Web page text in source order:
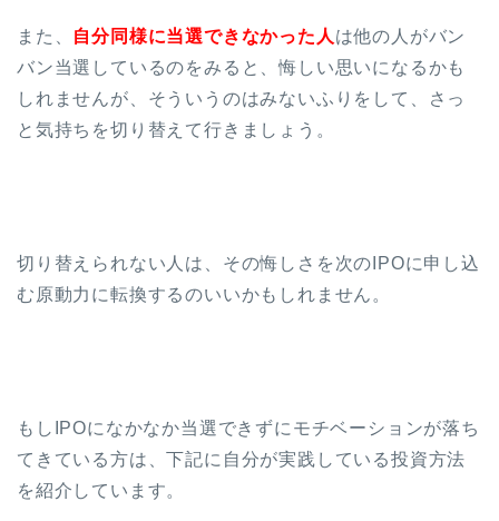
また、 自分同様に当選できなかった人 は他の人がバン
バン当選しているのをみると、悔しい思いになるかも
しれませんが、そういうのはみないふりをして、さっ
と気持ちを切り替えて行きましょう。
切り替えられない人は、その悔しさを次のIPOに申し込
む原動力に転換するのいいかもしれません。
もしIPOになかなか当選できずにモチベーションが落ち
てきている方は、下記に自分が実践している投資方法
を紹介しています。